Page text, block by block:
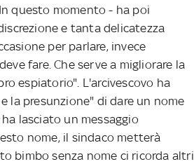
questo momento - ha poi
e tanta delicatezza
per parlare, invece
fare. Che serve a migliorare la
espiatorio". L'arcivescovo ha
la presunzione" di dare un nome
lasciato un messaggio
nome, il sindaco metterà
bimbo senza nome ci ricorda altri